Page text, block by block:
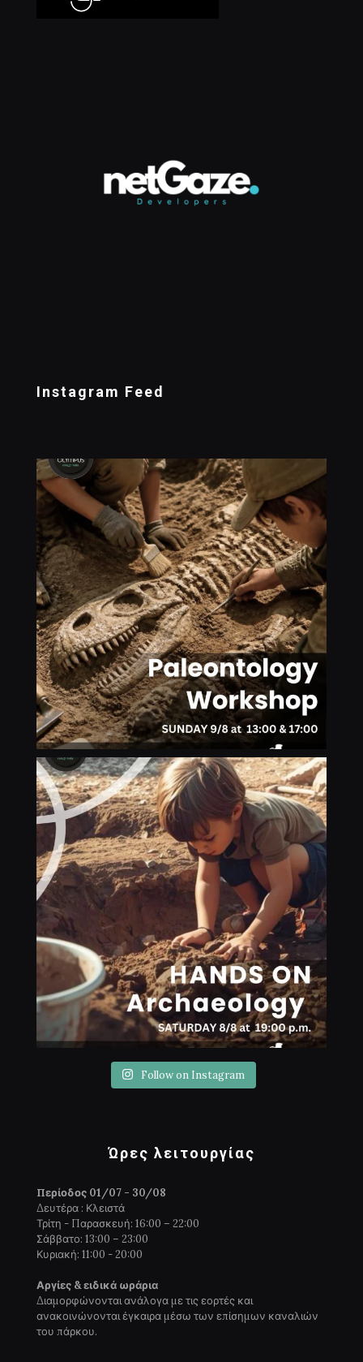
Instagram Feed
Follow on Instagram
Ώρες λειτουργίας
Περίοδος 01/07 - 30/08
Δευτέρα : Κλειστά
Τρίτη - Παρασκευή: 16:00 – 22:00
Σάββατο: 13:00 – 23:00
Κυριακή: 11:00 - 20:00
Αργίες & ειδικά ωράρια
Διαμορφώνονται ανάλογα με τις εορτές και
ανακοινώνονται έγκαιρα μέσω των επίσημων καναλιών
του πάρκου.